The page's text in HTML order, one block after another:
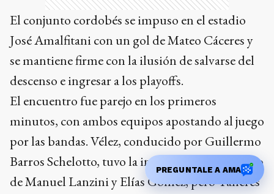
El conjunto cordobés se impuso en el estadio
José Amalfitani con un gol de Mateo Cáceres y
se mantiene firme con la ilusión de salvarse del
descenso e ingresar a los playoffs.
El encuentro fue parejo en los primeros
minutos, con ambos equipos apostando al juego
por las bandas. Vélez, conducido por Guillermo
Barros Schelotto, tuvo la iniciativa con el manejo
de Manuel Lanzini y Elías Gómez, pero Talleres
PREGUNTALE A AMA